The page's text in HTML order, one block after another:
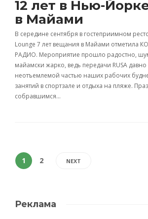
12 лет в Нью-
в Майами
В середине сентября в гостеприимном
Lounge 7 лет вещания в Майами отметила
РАДИО. Мероприятие прошло радостно,
майамски жарко, ведь передачи RUSA давно
неотъемлемой частью наших рабочих
занятий в спортзале и отдыха на пляже.
собравшимся…
1 2 NEXT
Реклама